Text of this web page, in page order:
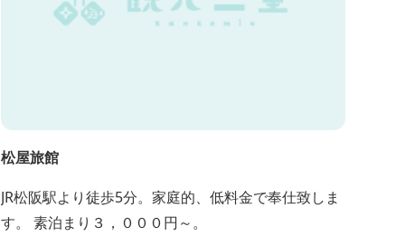
松屋旅館
JR松阪駅より徒歩5分。家庭的、低料金で奉仕致しま
す。 素泊まり３，０００円～。